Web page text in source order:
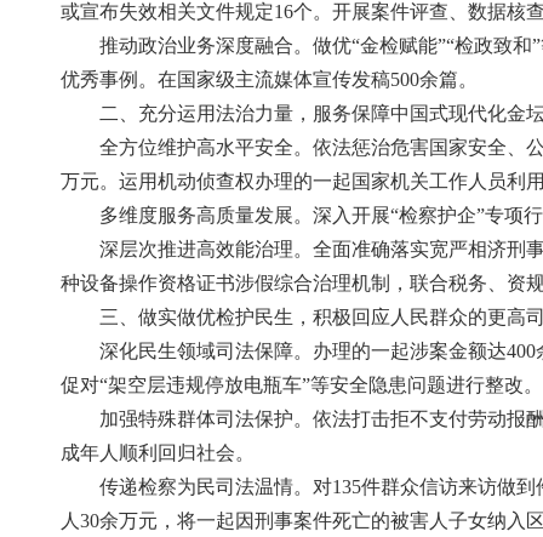
或宣布失效相关文件规定16个。开展案件评查、数据核
推动政治业务深度融合。做优“金检赋能”“检政致
优秀事例。在国家级主流媒体宣传发稿500余篇。
二、充分运用法治力量，服务保障中国式现代化金
全方位维护高水平安全。依法惩治危害国家安全、
万元。运用机动侦查权办理的一起国家机关工作人员利
多维度服务高质量发展。深入开展“检察护企”专项
深层次推进高效能治理。全面准确落实宽严相济刑
种设备操作资格证书涉假综合治理机制，联合税务、资
三、做实做优检护民生，积极回应人民群众的更高
深化民生领域司法保障。办理的一起涉案金额达
促对“架空层违规停放电瓶车”等安全隐患问题进行整改
加强特殊群体司法保护。依法打击拒不支付劳动报
成年人顺利回归社会。
传递检察为民司法温情。对135件群众信访来访做
人30余万元，将一起因刑事案件死亡的被害人子女纳入